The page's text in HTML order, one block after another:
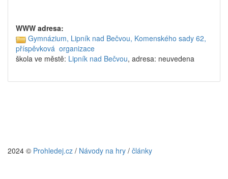
WWW adresa:
Gymnázium, Lipník nad Bečvou, Komenského sady 62,
příspěvková organizace
škola ve městě: Lipník nad Bečvou, adresa: neuvedena
2024 © Prohledej.cz / Návody na hry / články